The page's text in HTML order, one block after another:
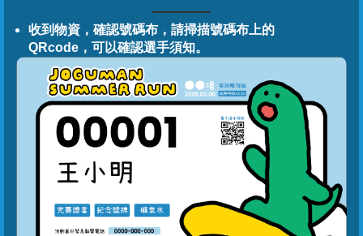
收到物資，確認號碼布，請掃描號碼布上的
QRcode，可以確認選手須知。